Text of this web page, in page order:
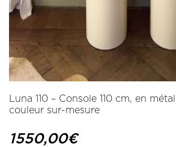
Luna 110 – Console 110 cm, en
couleur sur-mesure
1550,00€